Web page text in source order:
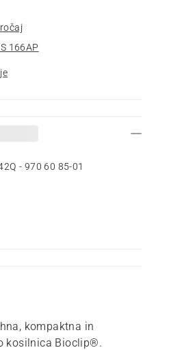
166AP
- 970 60 85‑01
kompaktna in
kosilnica Bioclip®.